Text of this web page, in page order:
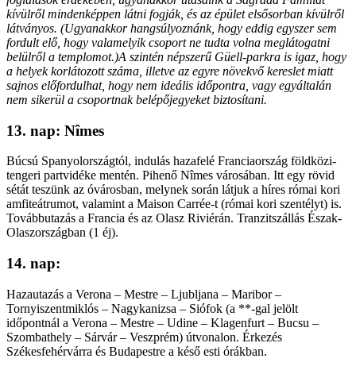
kívülről mindenképpen látni fogják, és az épület elsősorban kívülről
látványos. (Ugyanakkor hangsúlyoznánk, hogy eddig egyszer sem
fordult elő, hogy valamelyik csoport ne tudta volna meglátogatni
belülről a templomot.)A szintén népszerű Güell-parkra is igaz, hogy
a helyek korlátozott száma, illetve az egyre növekvő kereslet miatt
sajnos előfordulhat, hogy nem ideális időpontra, vagy egyáltalán
nem sikerül a csoportnak belépőjegyeket biztosítani.
13. nap: Nîmes
Búcsú Spanyolországtól, indulás hazafelé Franciaország földközi-
tengeri partvidéke mentén. Pihenő Nîmes városában. Itt egy rövid
sétát teszünk az óvárosban, melynek során látjuk a híres római kori
amfiteátrumot, valamint a Maison Carrée-t (római kori szentélyt) is.
Továbbutazás a Francia és az Olasz Riviérán. Tranzitszállás Észak-
Olaszországban (1 éj).
14. nap:
Hazautazás a Verona – Mestre – Ljubljana – Maribor –
Tornyiszentmiklós – Nagykanizsa – Siófok (a **-gal jelölt
időpontnál a Verona – Mestre – Udine – Klagenfurt – Bucsu –
Szombathely – Sárvár – Veszprém) útvonalon. Érkezés
Székesfehérvárra és Budapestre a késő esti órákban.